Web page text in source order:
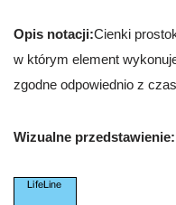
Opis notacji:Cienki
w którym element
zgodne odpowiednio z
Wizualne przedstawienie: